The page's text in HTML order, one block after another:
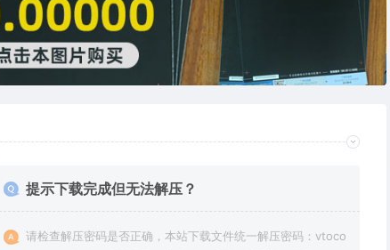
提示下载完成但无法解压？
请检查解压密码是否正确，本站下载文件统一解压密码：vtoco